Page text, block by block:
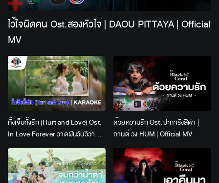
ไว้ใจผิดคน Ost.สองหัวใจ | DAOU PITTAYA | Official
MV
ทั้งเจ็บทั้งรัก (Hurt and Love) Ost.
In Love Forever วาดฝันวันวิวาห์ |
Lingling Kwong x Orm
Kornnaphat | Official Karaoke
ด้วยความรัก Ost. ปะการังสีดำ |
กานต์ วง HUM | Official MV